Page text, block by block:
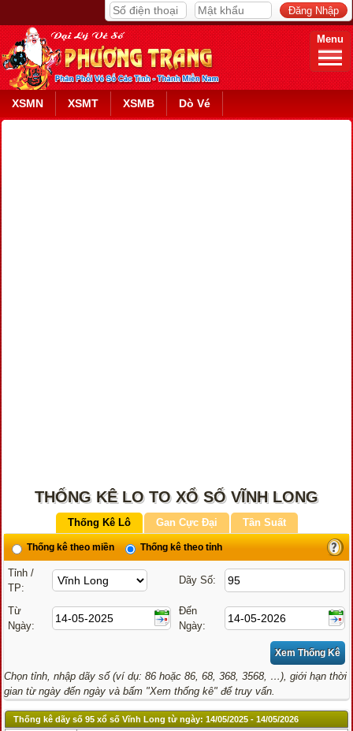
Menu
XSMN XSMT XSMB Dò Vé
THỐNG KÊ LO TO XỔ SỐ VĨNH LONG
Thống Kê Lô Gan Cực Đại Tần Suất
Thống kê theo miền Thống kê theo tỉnh
Tỉnh /
TP:
Dãy Số:
Từ
Ngày:
Đến
Ngày:
Chọn tỉnh, nhập dãy số (ví dụ: 86 hoặc 86, 68, 368, 3568, …), giới hạn thời
gian từ ngày đến ngày và bấm "Xem thống kê" để truy vấn.
Thống kê dãy số 95 xổ số Vĩnh Long từ ngày: 14/05/2025 - 14/05/2026